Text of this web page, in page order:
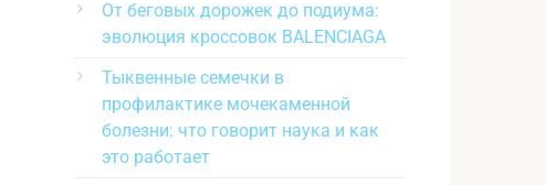
От беговых дорожек до подиума:
эволюция кроссовок BALENCIAGA
Тыквенные семечки в
профилактике мочекаменной
болезни: что говорит наука и как
это работает